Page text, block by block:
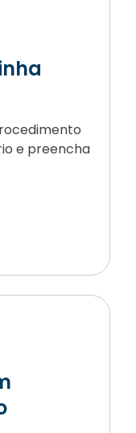
e preencha